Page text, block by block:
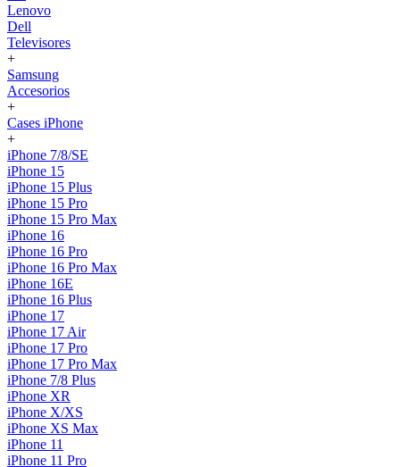
Lenovo
Dell
Televisores
+
Samsung
Accesorios
+
Cases iPhone
+
iPhone 7/8/SE
iPhone 15
iPhone 15 Plus
iPhone 15 Pro
iPhone 15 Pro Max
iPhone 16
iPhone 16 Pro
iPhone 16 Pro Max
iPhone 16E
iPhone 16 Plus
iPhone 17
iPhone 17 Air
iPhone 17 Pro
iPhone 17 Pro Max
iPhone 7/8 Plus
iPhone XR
iPhone X/XS
iPhone XS Max
iPhone 11
iPhone 11 Pro